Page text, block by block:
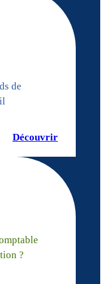
de
Découvrir
?